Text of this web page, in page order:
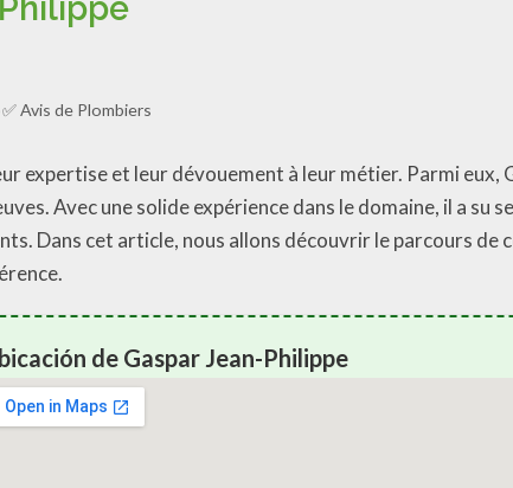
✅ Avis de Plombiers
expertise et leur dévouement à leur métier. Parmi eux,
Avec une solide expérience dans le domaine, il a su
Dans cet article, nous allons découvrir le parcours de
de Gaspar Jean-Philippe